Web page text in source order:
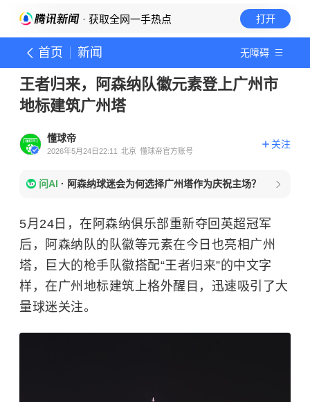
· 获取全网一手热点 打开
首页 新闻 无障碍
王者归来，阿森纳队徽元素登上广州市
地标建筑广州塔
懂球帝
2026年5月24日22:11 北京 懂球帝官方账号
关注
问AI · 阿森纳球迷会为何选择广州塔作为庆祝主场？
5月24日，在阿森纳俱乐部重新夺回英超冠军
后，阿森纳 队的队徽等元素在今日也亮相广州
塔 ，巨大的枪手队徽搭配“王者归来”的中文字
样，在广州地标建筑上格外醒目，迅速吸引了大
量球迷关注。